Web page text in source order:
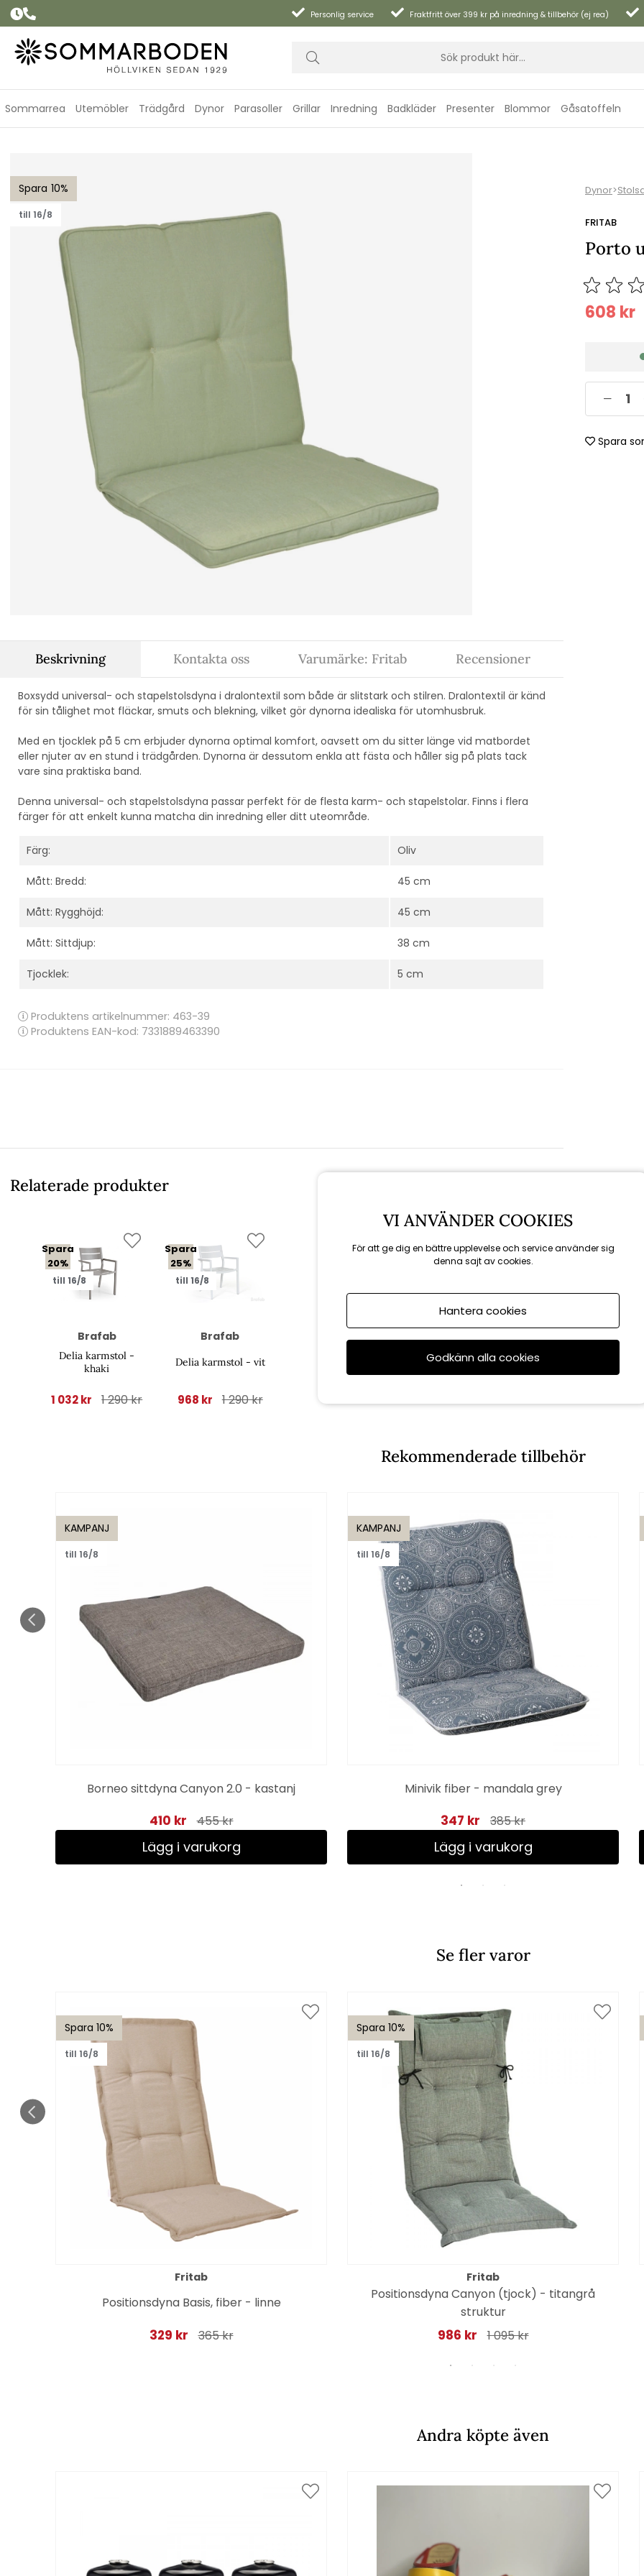
Personlig service Fraktfritt över 399 kr på inredning & tillbehör (ej rea)
Sommarrea Utemöbler Trädgård Dynor Parasoller Grillar Inredning Badkläder Presenter Blommor Gåsatoffeln
10
till 16/8
Dynor>
FRITAB
Porto
608 kr
Spara
Beskrivning
Boxsydd universal- och stapelstolsdyna i dralontextil som både är slitstark och stilren. Dralontextil är känd
för sin tålighet mot fläckar, smuts och blekning, vilket gör dynorna idealiska för utomhusbruk.
Med en tjocklek på 5 cm erbjuder dynorna optimal komfort, oavsett om du sitter länge vid matbordet
eller njuter av en stund i trädgården. Dynorna är dessutom enkla att fästa och håller sig på plats tack
vare sina praktiska band.
Denna universal- och stapelstolsdyna passar perfekt för de flesta karm- och stapelstolar. Finns i flera
färger för att enkelt kunna matcha din inredning eller ditt uteområde.
Färg: Oliv
Mått: Bredd: 45 cm
Mått: Rygghöjd: 45 cm
Mått: Sittdjup: 38 cm
Tjocklek: 5 cm
Produktens artikelnummer: 463-39
Produktens EAN-kod: 7331889463390
Kontakta oss Varumärke: Fritab Recensioner
Relaterade produkter
Spara
20%
till 16/8
Brafab
Delia karmstol -
khaki
1 032 kr 1 290 kr
Spara
25%
till 16/8
Brafab
Delia karmstol - vit
968 kr 1 290 kr
Rekommenderade tillbehör
KAMPANJ
till 16/8
Borneo sittdyna Canyon 2.0 - kastanj
410 kr 455 kr
Lägg i varukorg
KAMPANJ
till 16/8
Minivik fiber - mandala grey
347 kr 385 kr
Lägg i varukorg
Se fler varor
Spara 10%
till 16/8
Fritab
Positionsdyna Basis, fiber - linne
329 kr 365 kr
Spara 10%
till 16/8
Fritab
Positionsdyna Canyon (tjock) - titangrå
struktur
986 kr 1 095 kr
Andra köpte även
VI ANVÄNDER COOKIES
För att ge dig en bättre upplevelse och service använder sig
denna sajt av cookies.
Hantera cookies
Godkänn alla cookies